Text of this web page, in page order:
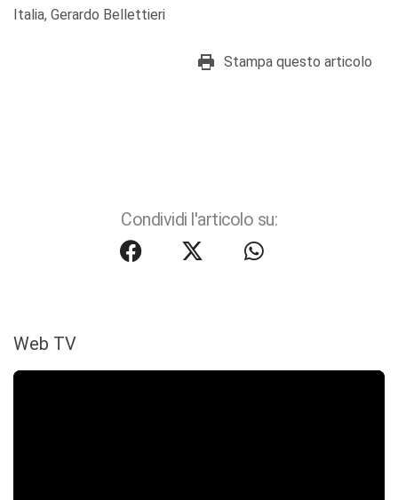
Italia, Gerardo Bellettieri
Stampa questo articolo
Condividi l'articolo su:
Web TV